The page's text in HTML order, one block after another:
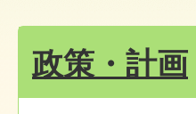
政策・計画